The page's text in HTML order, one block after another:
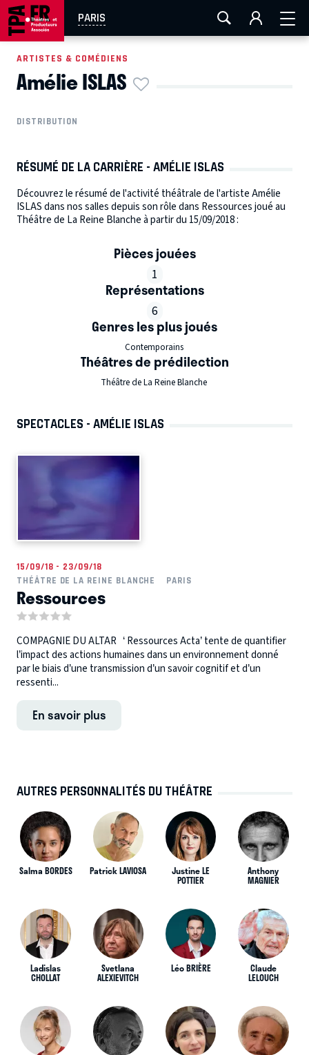
PARIS
AIX-MARSEILLE LA ROCHELLE
EN TOURNÉE
ARTISTES & COMÉDIENS
Amélie ISLAS
DISTRIBUTION
RÉSUMÉ DE LA CARRIÈRE - AMÉLIE ISLAS
Découvrez le résumé de l'activité théâtrale de l'artiste Amélie
ISLAS dans nos salles depuis son rôle dans Ressources joué au
Théâtre de La Reine Blanche à partir du 15/09/2018 :
Pièces jouées
1
Représentations
6
Genres les plus joués
Contemporains
Théâtres de prédilection
Théâtre de La Reine Blanche
SPECTACLES - AMÉLIE ISLAS
15/09/18 - 23/09/18
THÉÂTRE DE LA REINE BLANCHE
PARIS
Ressources
COMPAGNIE DU ALTAR ‘ Ressources Acta’ tente de quantifier
l’impact des actions humaines dans un environnement donné
par le biais d’une transmission d’un savoir cognitif et d’un
ressenti...
En savoir plus
AUTRES PERSONNALITÉS DU THÉÂTRE
Salma BORDES Patrick LAVIOSA Justine LE
POTTIER
Anthony
MAGNIER
Ladislas
CHOLLAT
Svetlana
ALEXIEVITCH
Léo BRIÈRE Claude
LELOUCH